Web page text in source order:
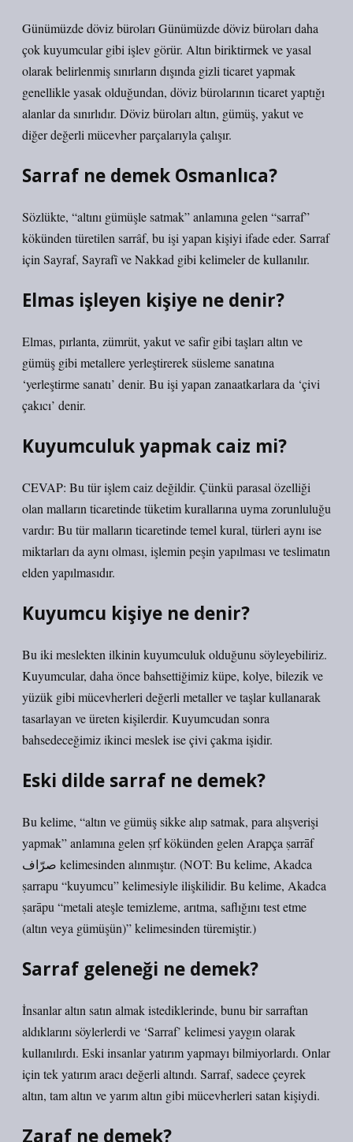
Günümüzde döviz büroları Günümüzde döviz büroları daha
çok kuyumcular gibi işlev görür. Altın biriktirmek ve yasal
olarak belirlenmiş sınırların dışında gizli ticaret yapmak
genellikle yasak olduğundan, döviz bürolarının ticaret yaptığı
alanlar da sınırlıdır. Döviz büroları altın, gümüş, yakut ve
diğer değerli mücevher parçalarıyla çalışır.
Sarraf ne demek Osmanlıca?
Sözlükte, “altını gümüşle satmak” anlamına gelen “sarraf”
kökünden türetilen sarrâf, bu işi yapan kişiyi ifade eder. Sarraf
için Sayraf, Sayrafî ve Nakkad gibi kelimeler de kullanılır.
Elmas işleyen kişiye ne denir?
Elmas, pırlanta, zümrüt, yakut ve safir gibi taşları altın ve
gümüş gibi metallere yerleştirerek süsleme sanatına
‘yerleştirme sanatı’ denir. Bu işi yapan zanaatkarlara da ‘çivi
çakıcı’ denir.
Kuyumculuk yapmak caiz mi?
CEVAP: Bu tür işlem caiz değildir. Çünkü parasal özelliği
olan malların ticaretinde tüketim kurallarına uyma zorunluluğu
vardır: Bu tür malların ticaretinde temel kural, türleri aynı ise
miktarları da aynı olması, işlemin peşin yapılması ve teslimatın
elden yapılmasıdır.
Kuyumcu kişiye ne denir?
Bu iki meslekten ilkinin kuyumculuk olduğunu söyleyebiliriz.
Kuyumcular, daha önce bahsettiğimiz küpe, kolye, bilezik ve
yüzük gibi mücevherleri değerli metaller ve taşlar kullanarak
tasarlayan ve üreten kişilerdir. Kuyumcudan sonra
bahsedeceğimiz ikinci meslek ise çivi çakma işidir.
Eski dilde sarraf ne demek?
Bu kelime, “altın ve gümüş sikke alıp satmak, para alışverişi
yapmak” anlamına gelen ṣrf kökünden gelen Arapça ṣarrāf
صرّاف kelimesinden alınmıştır. (NOT: Bu kelime, Akadca
ṣarrapu “kuyumcu” kelimesiyle ilişkilidir. Bu kelime, Akadca
ṣarāpu “metali ateşle temizleme, arıtma, saflığını test etme
(altın veya gümüşün)” kelimesinden türemiştir.)
Sarraf geleneği ne demek?
İnsanlar altın satın almak istediklerinde, bunu bir sarraftan
aldıklarını söylerlerdi ve ‘Sarraf’ kelimesi yaygın olarak
kullanılırdı. Eski insanlar yatırım yapmayı bilmiyorlardı. Onlar
için tek yatırım aracı değerli altındı. Sarraf, sadece çeyrek
altın, tam altın ve yarım altın gibi mücevherleri satan kişiydi.
Zaraf ne demek?